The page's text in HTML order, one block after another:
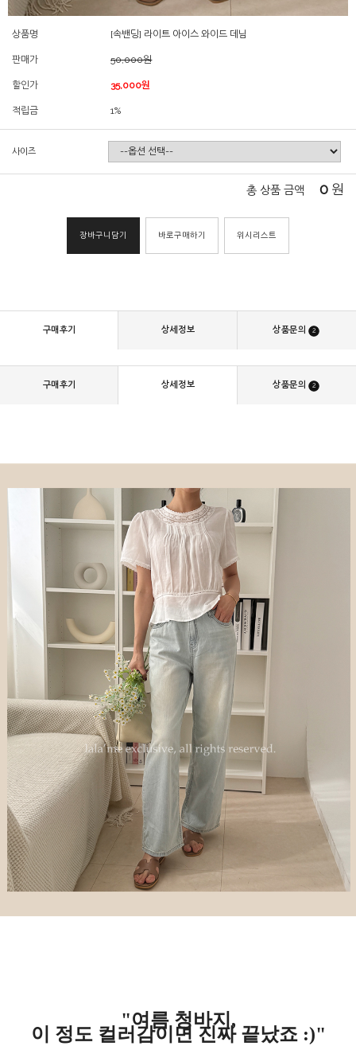
상품명 [속밴딩] 라이트 아이스 와이드 데님
판매가 50,000원
할인가 35,000원
적립금 1%
사이즈
총 상품 금액 0 원
장바구니담기 바로구매하기 위시리스트
구매후기 상세정보 상품문의 2
구매후기 상세정보 상품문의 2
"여름 청바지,
이 정도 컬러감이면 진짜 끝났죠 :)"